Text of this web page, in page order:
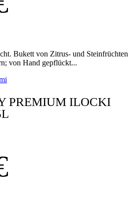
Bukett von Zitrus- und Steinfrüchten
von Hand gepflückt...
PREMIUM ILOCKI